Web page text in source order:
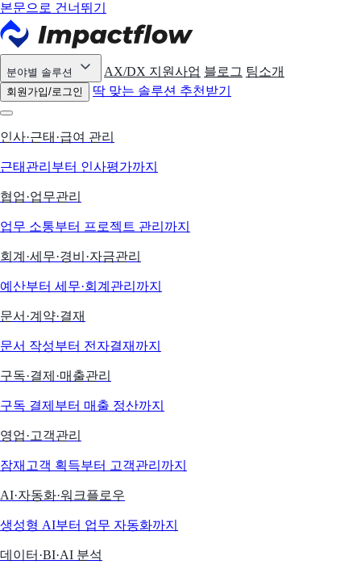
본문으로 건너뛰기
분야별 솔루션 AX/DX 지원사업 블로그 팀소개
회원가입/로그인 딱 맞는 솔루션 추천받기
인사·근태·급여 관리
근태관리부터 인사평가까지
협업·업무관리
업무 소통부터 프로젝트 관리까지
회계·세무·경비·자금관리
예산부터 세무·회계관리까지
문서·계약·결재
문서 작성부터 전자결재까지
구독·결제·매출관리
구독 결제부터 매출 정산까지
영업·고객관리
잠재고객 획득부터 고객관리까지
AI·자동화·워크플로우
생성형 AI부터 업무 자동화까지
데이터·BI·AI 분석